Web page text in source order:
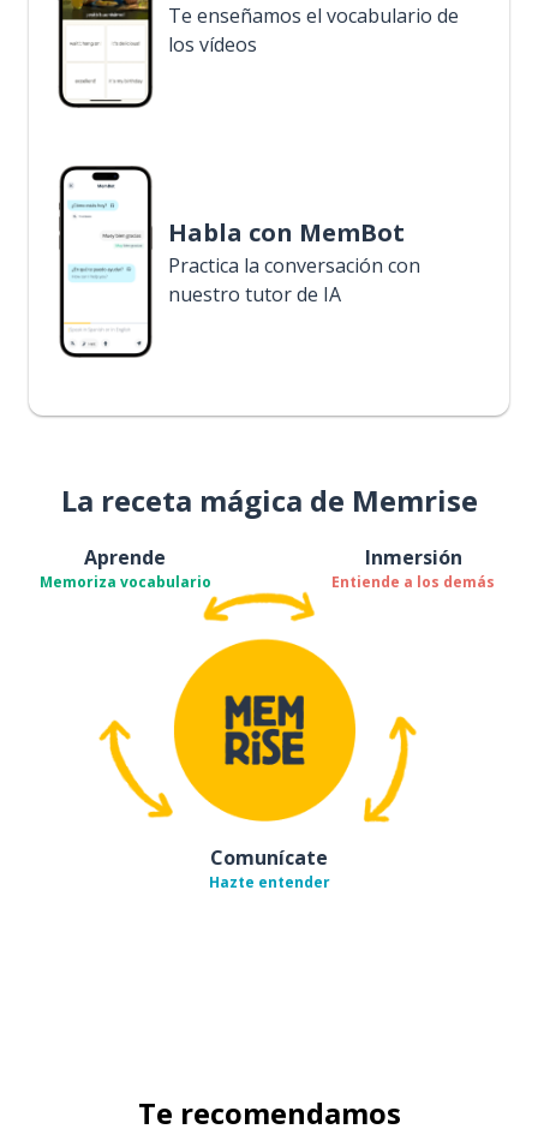
Te enseñamos el vocabulario de
los vídeos
Habla con MemBot
Practica la conversación con
nuestro tutor de IA
La receta mágica de Memrise
Aprende
Memoriza vocabulario
Inmersión
Entiende a los demás
Comunícate
Hazte entender
Te recomendamos